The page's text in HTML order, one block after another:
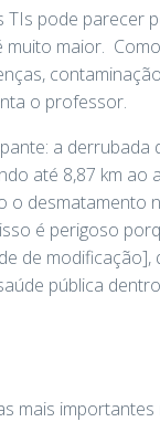
pode parecer
maior.
o professor.
a
até 8,87 km
desmatamento
é perigoso
de
pública
mais